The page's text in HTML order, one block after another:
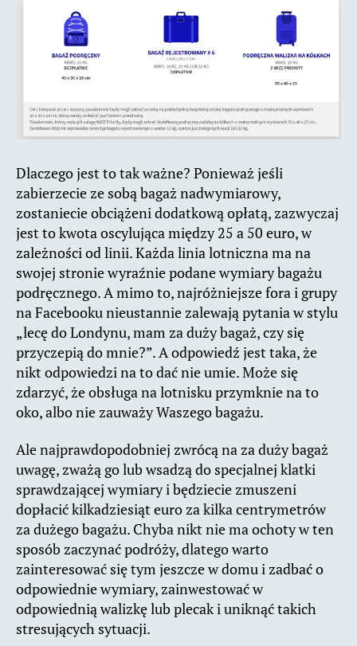
Dlaczego jest to tak ważne? Ponieważ jeśli
zabierzecie ze sobą bagaż nadwymiarowy,
zostaniecie obciążeni dodatkową opłatą, zazwyczaj
jest to kwota oscylująca między 25 a 50 euro, w
zależności od linii. Każda linia lotniczna ma na
swojej stronie wyraźnie podane wymiary bagażu
podręcznego. A mimo to, najróżniejsze fora i grupy
na Facebooku nieustannie zalewają pytania w stylu
„lecę do Londynu, mam za duży bagaż, czy się
przyczepią do mnie?”. A odpowiedź jest taka, że
nikt odpowiedzi na to dać nie umie. Może się
zdarzyć, że obsługa na lotnisku przymknie na to
oko, albo nie zauważy Waszego bagażu.
Ale najprawdopodobniej zwrócą na za duży bagaż
uwagę, zważą go lub wsadzą do specjalnej klatki
sprawdzającej wymiary i będziecie zmuszeni
dopłacić kilkadziesiąt euro za kilka centrymetrów
za dużego bagażu. Chyba nikt nie ma ochoty w ten
sposób zaczynać podróży, dlatego warto
zainteresować się tym jeszcze w domu i zadbać o
odpowiednie wymiary, zainwestować w
odpowiednią walizkę lub plecak i uniknąć takich
stresujących sytuacji.